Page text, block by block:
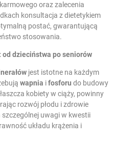
oraz zalecenia
konsultacja z dietetykiem
postać, gwarantującą
stosowania.
od dzieciństwa po seniorów
jest istotne na każdym
wapnia ifosforu do budowy
kobiety w ciąży, powinny
rozwój płodu i zdrowie
uwagi w kwestii
układu krążenia i